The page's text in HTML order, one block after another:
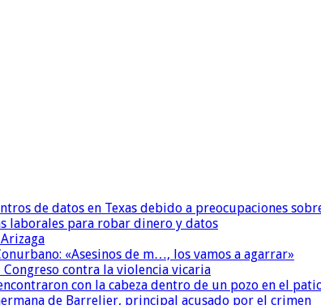
de datos en Texas debido a preocupaciones
laborales para robar dinero y datos
«Asesinos de m…, los vamos a agarrar»
contra la violencia vicaria
con la cabeza dentro de un pozo en el
de Barrelier, principal acusado por el crimen